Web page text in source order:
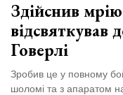
Здійснив
відсвяткував
Говерлі
Зробив це у повному
шоломі та з апаратом